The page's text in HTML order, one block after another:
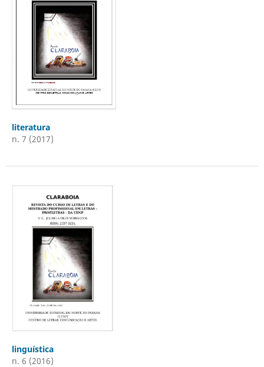
literatura
n. 7 (2017)
linguística
n. 6 (2016)